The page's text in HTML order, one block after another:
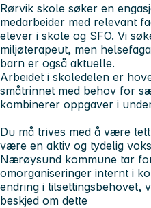
Rørvik skole søker en
medarbeider med relevant
elever i skole og SFO. Vi
miljøterapeut, men
barn er også aktuelle.
Arbeidet i skoledelen er
småtrinnet med behov for
kombinerer oppgaver i
Du må trives med å være
være en aktiv og tydelig
Nærøysund kommune tar
omorganiseringer internt i
endring i tilsettingsbehovet,
beskjed om dette